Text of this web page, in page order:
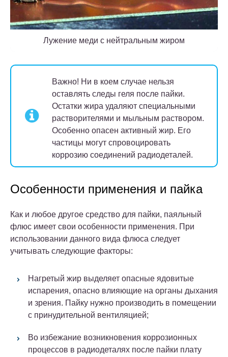
Лужение меди с нейтральным жиром
Важно! Ни в коем случае нельзя
оставлять следы геля после пайки.
Остатки жира удаляют специальными
растворителями и мыльным раствором.
Особенно опасен активный жир. Его
частицы могут спровоцировать
коррозию соединений радиодеталей.
Особенности применения и пайка
Как и любое другое средство для пайки, паяльный
флюс имеет свои особенности применения. При
использовании данного вида флюса следует
учитывать следующие факторы:
Нагретый жир выделяет опасные ядовитые
испарения, опасно влияющие на органы дыхания
и зрения. Пайку нужно производить в помещении
с принудительной вентиляцией;
Во избежание возникновения коррозионных
процессов в радиодеталях после пайки плату